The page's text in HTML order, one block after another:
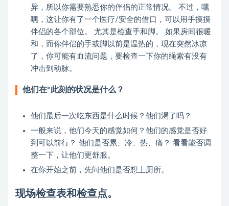
异，所以你需要熟悉你的伴侣的正常情况。 不过，嘿
嘿，这让你有了一个医疗/安全的借口，可以用手摸摸
伴侣的各个部位。 尤其是检查手和脚。 如果房间很暖
和，而你伴侣的手或脚以前是温热的，现在突然冰凉
了，你可能有血流问题，要检查一下你的绳索有没有
冲击到动脉。
他们在*此刻的状况是什么？
他们最后一次吃东西是什么时候？他们渴了吗？
一般来说，他们今天的感觉如何？他们的感觉是否好
到可以前行？ 他们是否累、冷、热、痛？ 看看能否调
整一下，让他们更舒服。
在你开始之前，先问他们是否想上厕所。
现场检查表和检查点。